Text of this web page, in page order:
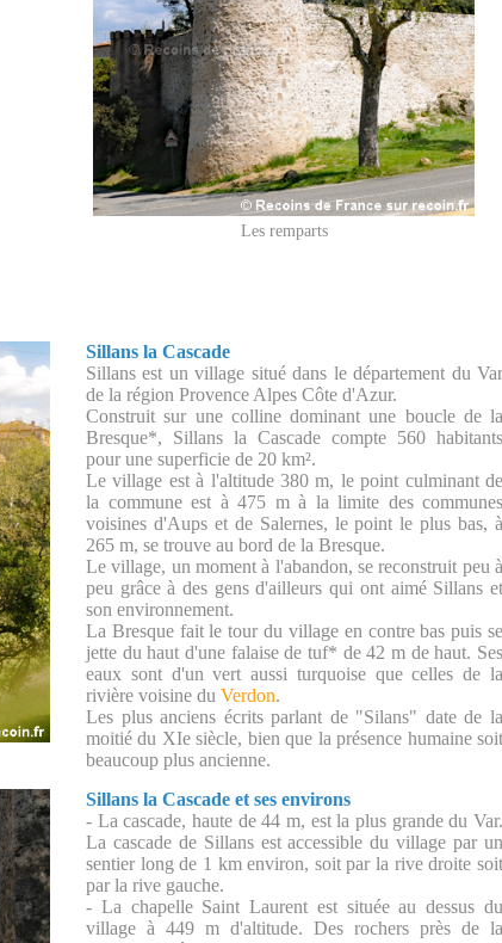
Les remparts
Sillans la Cascade
Sillans est un village situé dans le département du Var
de la région Provence Alpes Côte d'Azur.
Construit sur une colline dominant une boucle de la
Bresque*, Sillans la Cascade compte 560 habitants
pour une superficie de 20 km².
Le village est à l'altitude 380 m, le point culminant de
la commune est à 475 m à la limite des communes
voisines d'Aups et de Salernes, le point le plus bas, à
265 m, se trouve au bord de la Bresque.
Le village, un moment à l'abandon, se reconstruit peu à
peu grâce à des gens d'ailleurs qui ont aimé Sillans et
son environnement.
La Bresque fait le tour du village en contre bas puis se
jette du haut d'une falaise de tuf* de 42 m de haut. Ses
eaux sont d'un vert aussi turquoise que celles de la
rivière voisine du Verdon.
Les plus anciens écrits parlant de "Silans" date de la
moitié du XIe siècle, bien que la présence humaine soit
beaucoup plus ancienne.
Sillans la Cascade et ses environs
- La cascade, haute de 44 m, est la plus grande du Var.
La cascade de Sillans est accessible du village par un
sentier long de 1 km environ, soit par la rive droite soit
par la rive gauche.
- La chapelle Saint Laurent est située au dessus du
village à 449 m d'altitude. Des rochers près de la